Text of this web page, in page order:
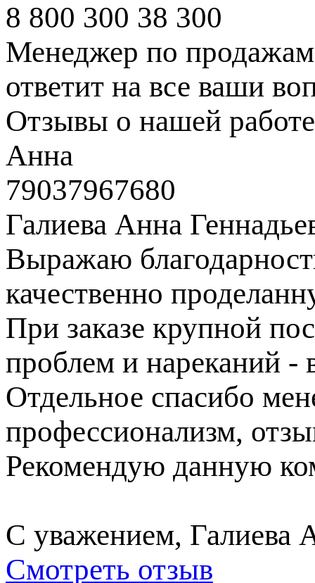
8 800 300 38 300
Менеджер по продажам
ответит на все ваши
Отзывы о нашей работе
Анна
79037967680
Галиева Анна
Выражаю
качественно
При заказе крупной
проблем и нареканий -
Отдельное спасибо
профессионализм,
Рекомендую данную
С уважением, Галиева
Смотреть отзыв